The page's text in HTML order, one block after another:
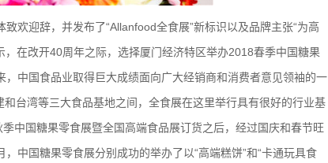
欢迎辞，并发布了“Allanfood全食展”新标识以及品牌主张“为高
在改开40周年之际，选择厦门经济特区举办2018春季中国糖果
中国食品业取得巨大成绩面向广大经销商和消费者意见领袖的一
台湾等三大食品基地之间，全食展在这里举行具有很好的行业基
中国糖果零食展暨全国高端食品展订货之后，经过国庆和春节旺
中国糖果零食展分别成功的举办了以“高端糕饼”和“卡通玩具食